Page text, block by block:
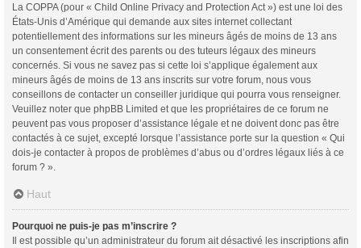
La COPPA (pour « Child Online Privacy and Protection Act ») est une loi des
États-Unis d’Amérique qui demande aux sites internet collectant
potentiellement des informations sur les mineurs âgés de moins de 13 ans
un consentement écrit des parents ou des tuteurs légaux des mineurs
concernés. Si vous ne savez pas si cette loi s’applique également aux
mineurs âgés de moins de 13 ans inscrits sur votre forum, nous vous
conseillons de contacter un conseiller juridique qui pourra vous renseigner.
Veuillez noter que phpBB Limited et que les propriétaires de ce forum ne
peuvent pas vous proposer d’assistance légale et ne doivent donc pas être
contactés à ce sujet, excepté lorsque l’assistance porte sur la question « Qui
dois-je contacter à propos de problèmes d’abus ou d’ordres légaux liés à ce
forum ? ».
Haut
Pourquoi ne puis-je pas m’inscrire ?
Il est possible qu’un administrateur du forum ait désactivé les inscriptions afin